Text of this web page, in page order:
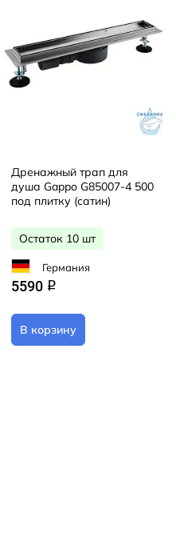
Дренажный трап для
душа Gappo G85007-4 500
под плитку (сатин)
Остаток 10 шт
Германия
5590 q
В корзину